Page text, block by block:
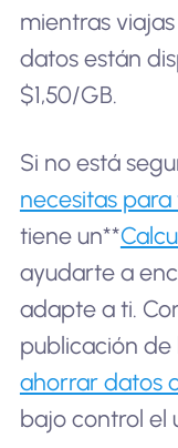
mientras
datos están
$1,50/GB.
Si no está
necesitas para
tiene un**
ayudarte a
adapte a ti.
publicación
ahorrar datos
bajo control el